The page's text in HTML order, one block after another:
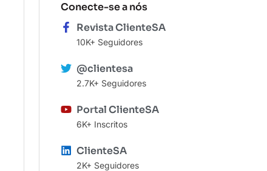
Conecte-se a nós
Revista ClienteSA
10K+ Seguidores
@clientesa
2.7K+ Seguidores
Portal ClienteSA
6K+ Inscritos
ClienteSA
2K+ Seguidores